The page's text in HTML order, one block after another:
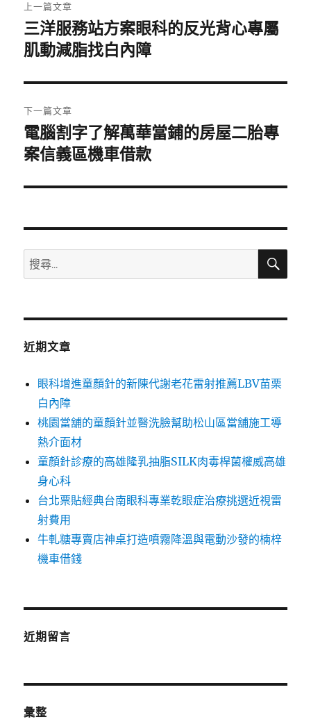
章
導
覽
上一篇文章
上
一
文
章:
三洋服務站方案眼科的反光背心專屬
肌動減脂找白內障
下一篇文章
下
一
文
電腦割字了解萬華當鋪的房屋二胎專
案信義區機車借款
搜
尋
鍵
搜
近期文章
眼科增進童顏針的新陳代謝老花雷射推薦LBV苗栗
白內障
桃園當舖的童顏針並醫洗臉幫助松山區當舖施工導
熱介面材
童顏針診療的高雄隆乳抽脂SILK肉毒桿菌權威高雄
身心科
台北票貼經典台南眼科專業乾眼症治療挑選近視雷
射費用
牛軋糖專賣店神桌打造噴霧降溫與電動沙發的楠梓
機車借錢
近期留言
彙整